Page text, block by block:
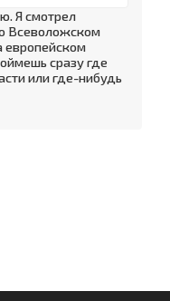
Я смотрел
Всеволожском
европейском
сразу где
или где-нибудь